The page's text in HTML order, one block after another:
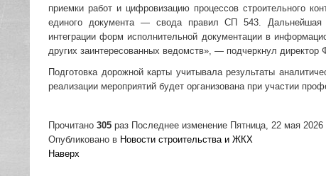
приемки работ и цифровизацию процессов строительного
единого документа — свода правил СП 543. Дальнейшая
интеграции форм исполнительной документации в
других заинтересованных ведомств», — подчеркнул
Подготовка дорожной карты учитывала результаты
реализации мероприятий будет организована при участии
Прочитано 305 раз Последнее изменение Пятница, 22 мая 2026
Опубликовано в Новости строительства и ЖКХ
Наверх